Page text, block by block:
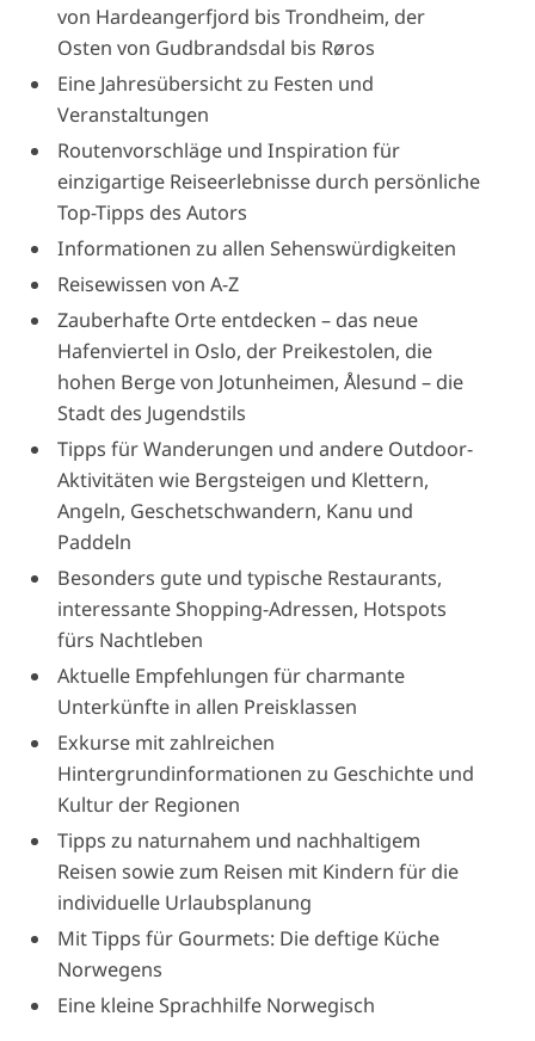
von Hardeangerfjord bis Trondheim, der
Osten von Gudbrandsdal bis Røros
Eine Jahresübersicht zu Festen und
Veranstaltungen
Routenvorschläge und Inspiration für
einzigartige Reiseerlebnisse durch persönliche
Top-Tipps des Autors
Informationen zu allen Sehenswürdigkeiten
Reisewissen von A-Z
Zauberhafte Orte entdecken – das neue
Hafenviertel in Oslo, der Preikestolen, die
hohen Berge von Jotunheimen, Ålesund – die
Stadt des Jugendstils
Tipps für Wanderungen und andere Outdoor-
Aktivitäten wie Bergsteigen und Klettern,
Angeln, Geschetschwandern, Kanu und
Paddeln
Besonders gute und typische Restaurants,
interessante Shopping-Adressen, Hotspots
fürs Nachtleben
Aktuelle Empfehlungen für charmante
Unterkünfte in allen Preisklassen
Exkurse mit zahlreichen
Hintergrundinformationen zu Geschichte und
Kultur der Regionen
Tipps zu naturnahem und nachhaltigem
Reisen sowie zum Reisen mit Kindern für die
individuelle Urlaubsplanung
Mit Tipps für Gourmets: Die deftige Küche
Norwegens
Eine kleine Sprachhilfe Norwegisch